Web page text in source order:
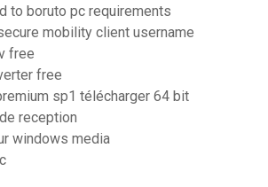
to boruto pc requirements
mobility client username
free
free
sp1 télécharger 64 bit
reception
windows media